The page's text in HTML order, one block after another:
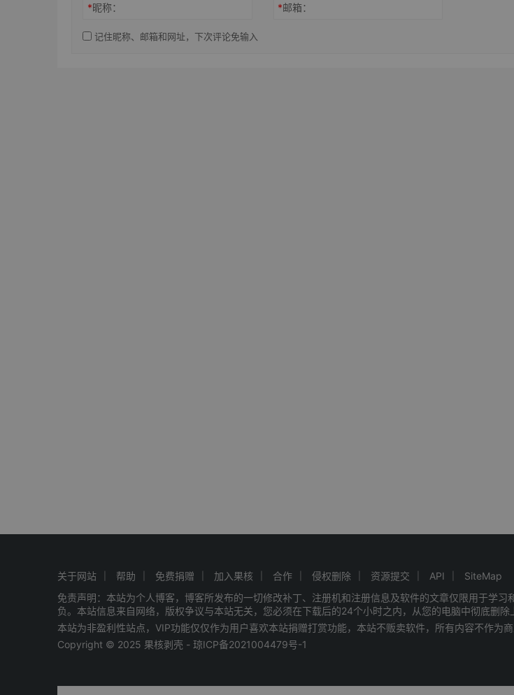
*昵称： *邮箱：
记住昵称、邮箱和网址，下次评论免输入
关于网站 帮助 免费捐赠 加入果核 合作 侵权删除 资源提交 API
SiteMap
免责声明：本站为个人博客，博客所发布的一切修改补丁、注册机和注册信息及软件的文章仅限用于学
负。本站信息来自网络，版权争议与本站无关，您必须在下载后的24个小时之内，从您的电脑中彻底删除
本站为非盈利性站点，VIP功能仅仅作为用户喜欢本站捐赠打赏功能，本站不贩卖软件，所有内容不作为商
Copyright © 2025 果核剥壳 - 琼ICP备2021004479号-1